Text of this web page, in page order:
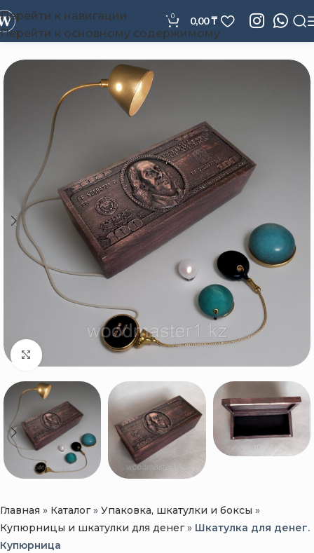
Перейти к навигации
Перейти к основному содержимому
0 0,00₸
Нажмите, чтобы увеличить
Главная » Каталог» Упаковка, шкатулки и боксы »
Купюрницы и шкатулки для денег» Шкатулка для денег.
Купюрница